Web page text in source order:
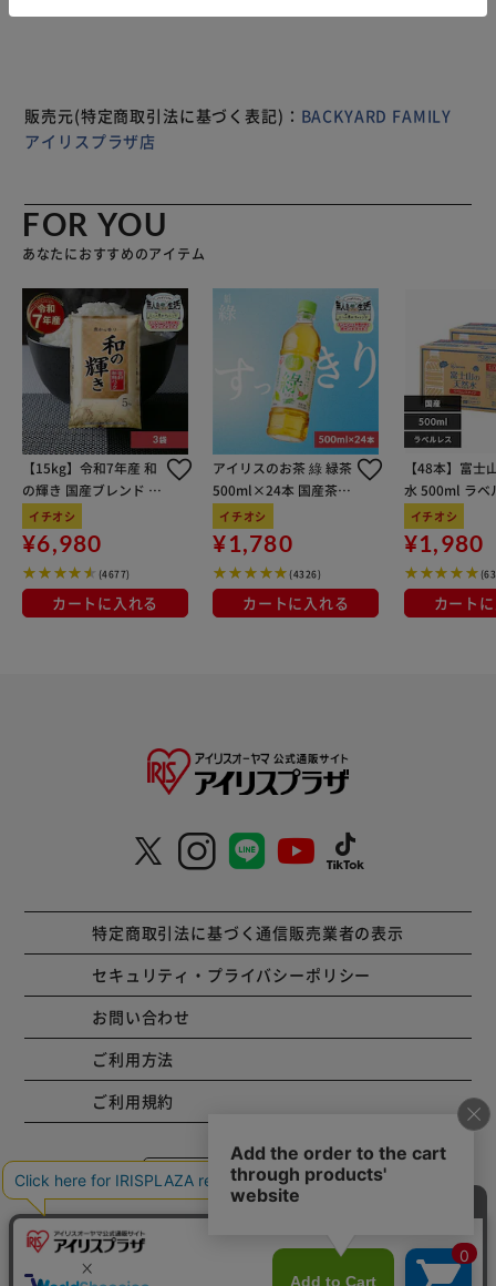
販売元(特定商取引法に基づく表記)： BACKYARD FAMILY
アイリスプラザ店
FOR YOU
あなたにおすすめのアイテム
【15kg】令和7年産 和
の輝き 国産ブレンド 5
kg×3袋
イチオシ
¥6,980
(4677)
カートに入れる
アイリスのお茶 綠 緑茶
500ml×24本 国産茶葉
100％使用
イチオシ
¥1,780
(4326)
カートに入れる
【48本】富士
水 500ml ラベ
イチオシ
¥1,980
カート
特定商取引法に基づく通信販売業者の表示
セキュリティ・プライバシーポリシー
お問い合わせ
ご利用方法
ご利用規約
コーポレートサイト
Copyright © 2001 IRISPLAZA. ALL Rights Reserved.